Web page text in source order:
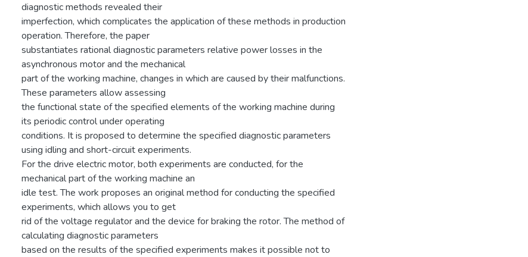
diagnostic methods revealed their
imperfection, which complicates the application of these methods in production
operation. Therefore, the paper
substantiates rational diagnostic parameters relative power losses in the
asynchronous motor and the mechanical
part of the working machine, changes in which are caused by their malfunctions.
These parameters allow assessing
the functional state of the specified elements of the working machine during
its periodic control under operating
conditions. It is proposed to determine the specified diagnostic parameters
using idling and short-circuit experiments.
For the drive electric motor, both experiments are conducted, for the
mechanical part of the working machine an
idle test. The work proposes an original method for conducting the specified
experiments, which allows you to get
rid of the voltage regulator and the device for braking the rotor. The method of
calculating diagnostic parameters
based on the results of the specified experiments makes it possible not to